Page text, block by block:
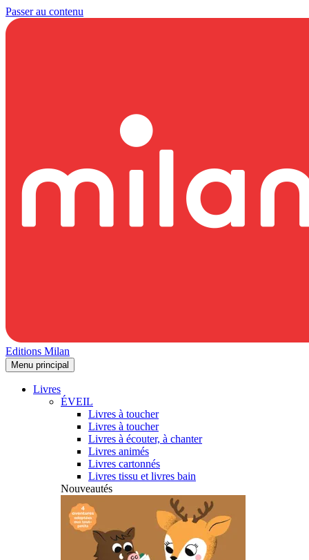
Passer au contenu
Editions Milan
Menu principal
Livres
ÉVEIL
Livres à toucher
Livres à toucher
Livres à écouter, à chanter
Livres animés
Livres cartonnés
Livres tissu et livres bain
Nouveautés